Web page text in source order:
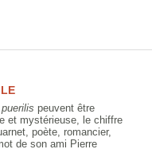
peuvent être
et mystérieuse, le chiffre
poète, romancier,
de son ami Pierre